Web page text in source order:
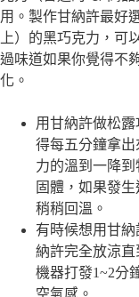
用。製作甘納許最好
上）的黑巧克力，可
過味道如果你覺得不
化。
用甘納許做松
得每五分鐘拿
力的溫到一降
固體，如果發
稍稍回溫。
有時候想用甘
納許完全放涼
機器打發1~2分
空氣感。